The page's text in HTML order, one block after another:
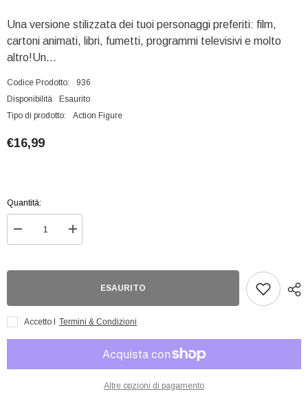
Una versione stilizzata dei tuoi personaggi preferiti: film,
cartoni animati, libri, fumetti, programmi televisivi e molto
altro!Un...
Codice Prodotto:
936
Disponibilità
Esaurito
Tipo di prodotto:
Action Figure
€16,99
Quantità:
Diminuisci
quantità
Captain
Marvel
(936)
(fk5)
Aumenta
quantità
Captain
Marvel
(936)
(fk5)
ESAURITO
Accetto I Termini & Condizioni
Altre opzioni di pagamento